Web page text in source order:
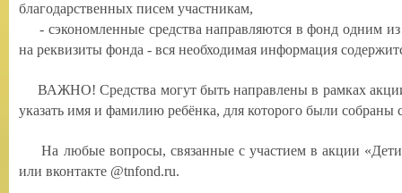
благодарственных писем участникам,
- сэкономленные средства направляются в фонд одним из
на реквизиты фонда - вся необходимая информация
ВАЖНО! Средства могут быть направлены в рамках
указать имя и фамилию ребёнка, для которого были собраны
На любые вопросы, связанные с участием в акции «Дети
или вконтакте @tnfond.ru.